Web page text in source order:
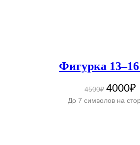
Фигурка
4500₽ 4000₽
До 7 символов на